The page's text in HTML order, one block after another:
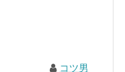
コツ男